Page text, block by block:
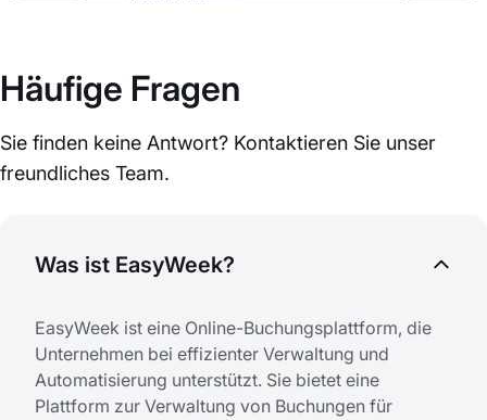
Häufige Fragen
Sie finden keine Antwort? Kontaktieren Sie unser
freundliches Team.
Was ist EasyWeek?
EasyWeek ist eine Online-Buchungsplattform, die
Unternehmen bei effizienter Verwaltung und
Automatisierung unterstützt. Sie bietet eine
Plattform zur Verwaltung von Buchungen für